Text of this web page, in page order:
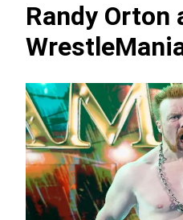
Randy Orton